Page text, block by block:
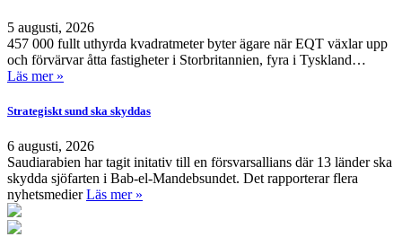
5 augusti, 2026
457 000 fullt uthyrda kvadratmeter byter ägare när EQT växlar upp
och förvärvar åtta fastigheter i Storbritannien, fyra i Tyskland…
Läs mer »
Strategiskt sund ska skyddas
6 augusti, 2026
Saudiarabien har tagit initativ till en försvarsallians där 13 länder ska
skydda sjöfarten i Bab-el-Mandebsundet. Det rapporterar flera
nyhetsmedierLäs mer »